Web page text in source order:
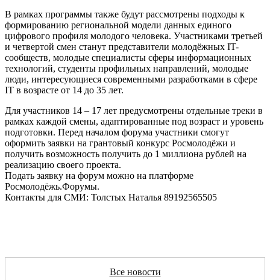
В рамках программы также будут рассмотрены подходы к
формированию региональной модели данных единого
цифрового профиля молодого человека. Участниками третьей
и четвертой смен станут представители молодёжных IT-
сообществ, молодые специалисты сферы информационных
технологий, студенты профильных направлений, молодые
люди, интересующиеся современными разработками в сфере
IT в возрасте от 14 до 35 лет.
Для участников 14 – 17 лет предусмотрены отдельные треки в
рамках каждой смены, адаптированные под возраст и уровень
подготовки. Перед началом форума участники смогут
оформить заявки на грантовый конкурс Росмолодёжи и
получить возможность получить до 1 миллиона рублей на
реализацию своего проекта.
Подать заявку на форум можно на платформе
Росмолодёжь.Форумы.
Контакты для СМИ: Толстых Наталья 89192565505
Все новости